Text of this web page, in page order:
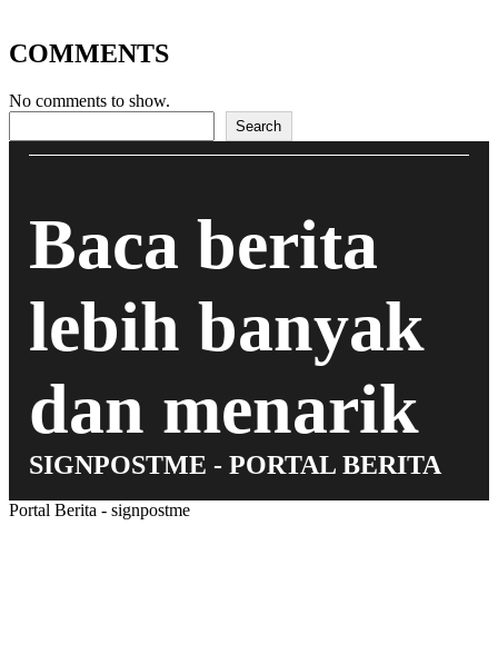
COMMENTS
No comments to show.
Search
Baca berita
lebih banyak
dan menarik
SIGNPOSTME - PORTAL BERITA
Portal Berita - signpostme